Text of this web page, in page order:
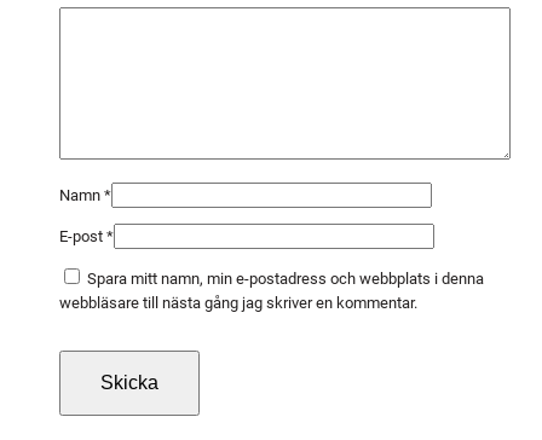
Namn *
E-post *
Spara mitt namn, min e-postadress och webbplats i denna
webbläsare till nästa gång jag skriver en kommentar.